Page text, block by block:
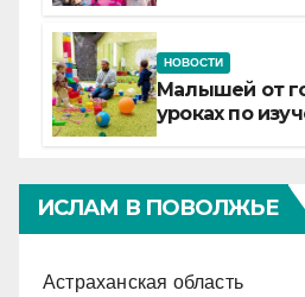
НОВОСТИ
Малышей от
уроках по
ИСЛАМ В ПОВОЛЖЬЕ
Астраханская область